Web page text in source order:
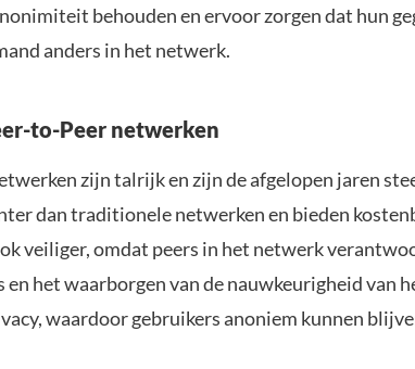
behouden en ervoor zorgen dat hun
anders in het netwerk.
to-Peer netwerken
zijn talrijk en zijn de afgelopen jaren
dan traditionele netwerken en bieden
veiliger, omdat peers in het netwerk
het waarborgen van de nauwkeurigheid van
waardoor gebruikers anoniem kunnen